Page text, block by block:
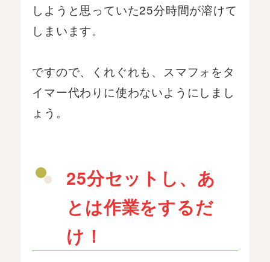
しようと思っていた25分時間が溶けて
しまいます。
ですので、くれぐれも、スマフォをタ
イマー代わりに使わないようにしまし
ょう。
25分セットし、あ
とは作業をするだ
け！